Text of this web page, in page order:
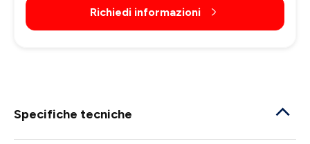
Richiedi informazioni
Specifiche tecniche